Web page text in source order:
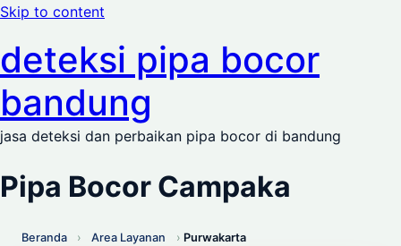
Skip to content
deteksi pipa bocor
bandung
jasa deteksi dan perbaikan pipa bocor di bandung
Pipa Bocor Campaka
Beranda › Area Layanan › Purwakarta